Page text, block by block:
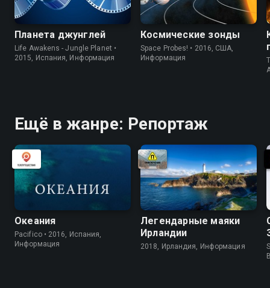
Планета джунглей
Life Awakens - Jungle Planet •
2015, Испания, Информация
Космические зонды
Space Probes! • 2016, США,
Информация
Ещё в жанре: Репортаж
Океания
Pacifico • 2016, Испания,
Информация
Легендарные маяки
Ирландии
2018, Ирландия, Информация